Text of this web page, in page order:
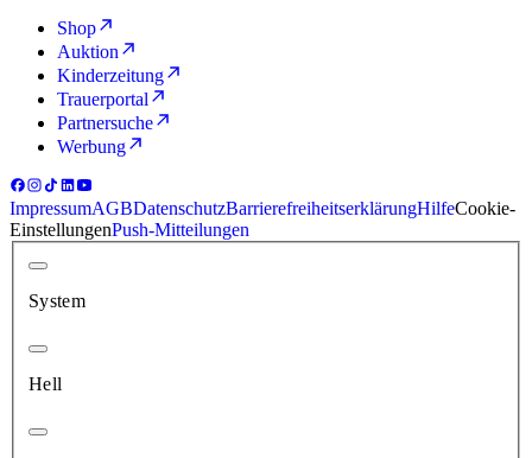
Shop
Auktion
Kinderzeitung
Trauerportal
Partnersuche
Werbung
ImpressumAGBDatenschutzBarrierefreiheitserklärungHilfeCookie-
EinstellungenPush-Mitteilungen
System
Hell